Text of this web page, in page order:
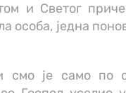
и Светог
особа, једна
смо је само по